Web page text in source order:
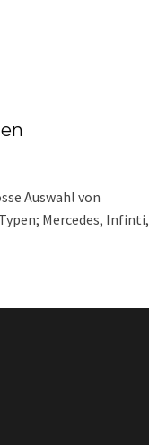
Auswahl von
Mercedes, Infinti,